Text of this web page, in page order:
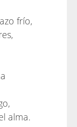
frío,
alma.